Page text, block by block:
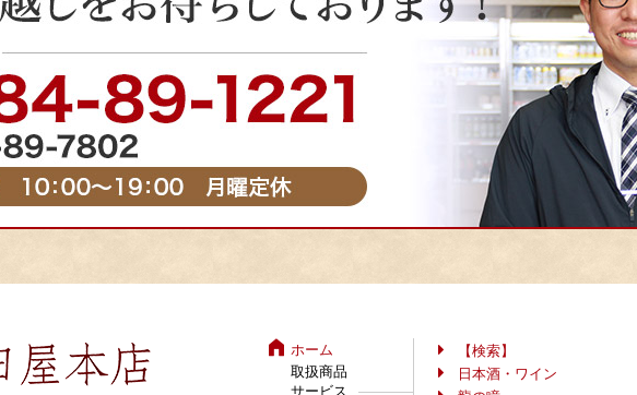
ホーム
取扱商品
サービス
【検索】
日本酒・ワイン